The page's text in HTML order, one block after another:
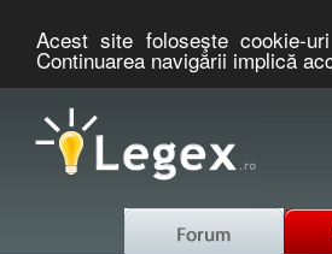
Acest site foloseşte cookie-
Continuarea navigării implică